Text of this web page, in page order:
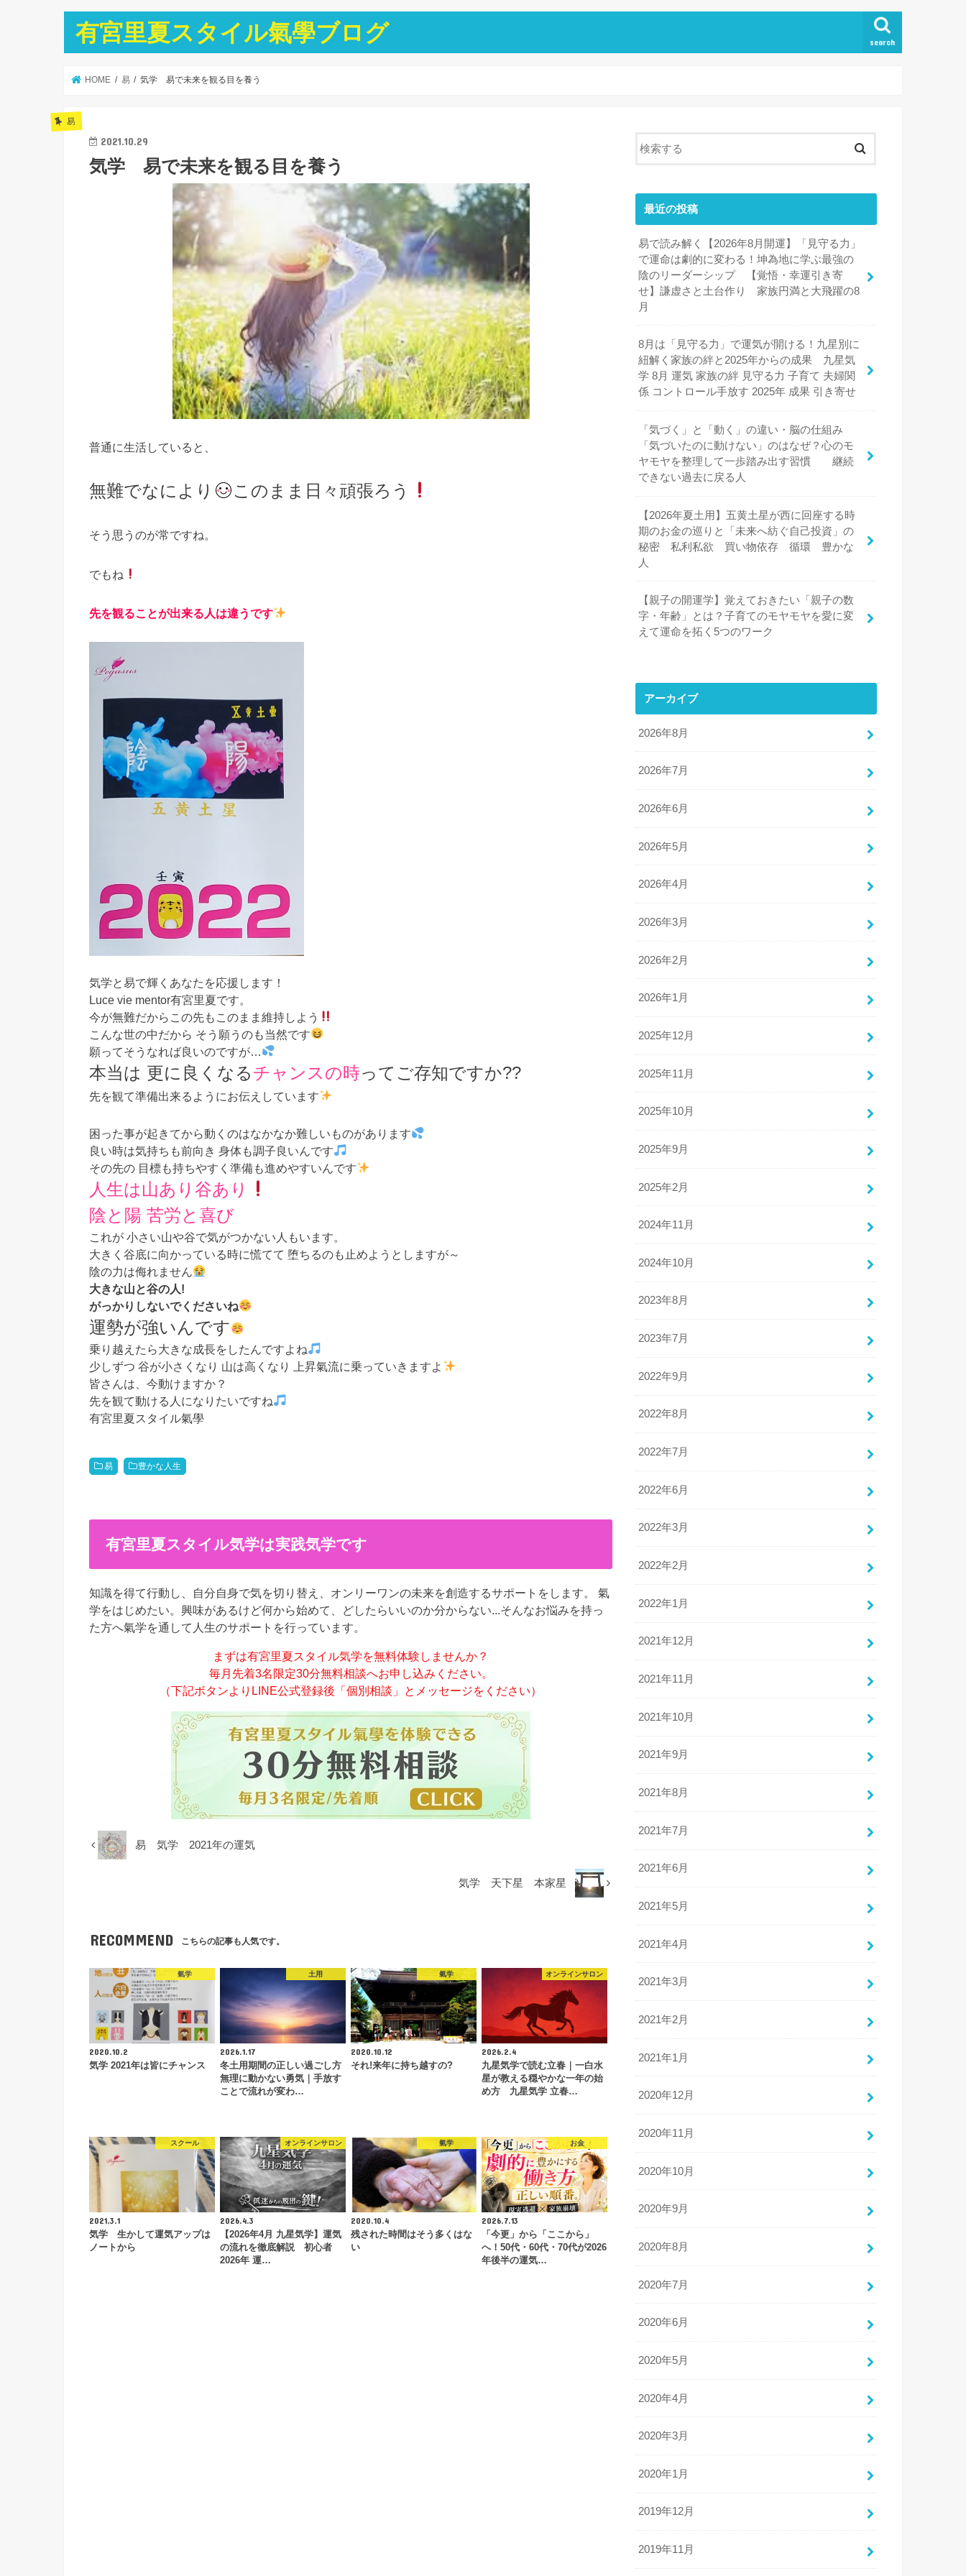
有宮里夏スタイル氣學ブログ search
HOME 易 気学 易で未来を観る目を養う
易
2021.10.29
気学 易で未来を観る目を養う
普通に生活していると、
無難でなにより このまま日々頑張ろう
そう思うのが常ですね。
でもね
先を観ることが出来る人は違うです
気学と易で輝くあなたを応援します！
Luce vie mentor有宮里夏です。
今が無難だからこの先もこのまま維持しよう
こんな世の中だから そう願うのも当然です
願ってそうなれば良いのですが…
本当は 更に良くなるチャンスの時ってご存知ですか??
先を観て準備出来るようにお伝えしています
困った事が起きてから動くのはなかなか難しいものがあります
良い時は気持ちも前向き 身体も調子良いんです
その先の 目標も持ちやすく準備も進めやすいんです
人生は山あり谷あり
陰と陽 苦労と喜び
これが 小さい山や谷で気がつかない人もいます。
大きく谷底に向かっている時に慌てて 堕ちるのも止めようとしますが～
陰の力は侮れません
大きな山と谷の人!
がっかりしないでくださいね
運勢が強いんです
乗り越えたら大きな成長をしたんですよね
少しずつ 谷が小さくなり 山は高くなり 上昇氣流に乗っていきますよ
皆さんは、今動けますか？
先を観て動ける人になりたいですね
有宮里夏スタイル氣學
易 豊かな人生
有宮里夏スタイル気学は実践気学です
知識を得て行動し、自分自身で気を切り替え、オンリーワンの未来を創造するサポートをします。 氣
学をはじめたい。興味があるけど何から始めて、どしたらいいのか分からない...そんなお悩みを持っ
た方へ氣学を通して人生のサポートを行っています。
まずは有宮里夏スタイル気学を無料体験しませんか？
毎月先着3名限定30分無料相談へお申し込みください。
（下記ボタンよりLINE公式登録後「個別相談」とメッセージをください）
易 気学 2021年の運気
気学 天下星 本家星
RECOMMEND こちらの記事も人気です。
氣学
2020.10.2
気学 2021年は皆にチャンス
土用
2026.1.17
冬土用期間の正しい過ごし方
無理に動かない勇気｜手放す
ことで流れが変わ…
氣学
2020.10.12
それ!来年に持ち越すの?
オンラインサロン
2026.2.4
九星気学で読む立春｜一白水
星が教える穏やかな一年の始
め方 九星気学 立春…
スクール
2021.3.1
気学 生かして運気アップは
ノートから
オンラインサロン
2026.4.3
【2026年4月 九星気学】運気
の流れを徹底解説 初心者
2026年 運…
氣学
2020.10.4
残された時間はそう多くはな
い
お金
2026.7.13
「今更」から「ここから」
へ！50代・60代・70代が2026
年後半の運気…
最近の投稿
易で読み解く【2026年8月開運】「見守る力」
で運命は劇的に変わる！坤為地に学ぶ最強の
陰のリーダーシップ 【覚悟・幸運引き寄
せ】謙虚さと土台作り 家族円満と大飛躍の8
月
8月は「見守る力」で運気が開ける！九星別に
紐解く家族の絆と2025年からの成果 九星気
学 8月 運気 家族の絆 見守る力 子育て 夫婦関
係 コントロール手放す 2025年 成果 引き寄せ
「気づく」と「動く」の違い・脳の仕組み
「気づいたのに動けない」のはなぜ？心のモ
ヤモヤを整理して一歩踏み出す習慣 継続
できない過去に戻る人
【2026年夏土用】五黄土星が西に回座する時
期のお金の巡りと「未来へ紡ぐ自己投資」の
秘密 私利私欲 買い物依存 循環 豊かな
人
【親子の開運学】覚えておきたい「親子の数
字・年齢」とは？子育てのモヤモヤを愛に変
えて運命を拓く5つのワーク
アーカイブ
2026年8月
2026年7月
2026年6月
2026年5月
2026年4月
2026年3月
2026年2月
2026年1月
2025年12月
2025年11月
2025年10月
2025年9月
2025年2月
2024年11月
2024年10月
2023年8月
2023年7月
2022年9月
2022年8月
2022年7月
2022年6月
2022年3月
2022年2月
2022年1月
2021年12月
2021年11月
2021年10月
2021年9月
2021年8月
2021年7月
2021年6月
2021年5月
2021年4月
2021年3月
2021年2月
2021年1月
2020年12月
2020年11月
2020年10月
2020年9月
2020年8月
2020年7月
2020年6月
2020年5月
2020年4月
2020年3月
2020年1月
2019年12月
2019年11月